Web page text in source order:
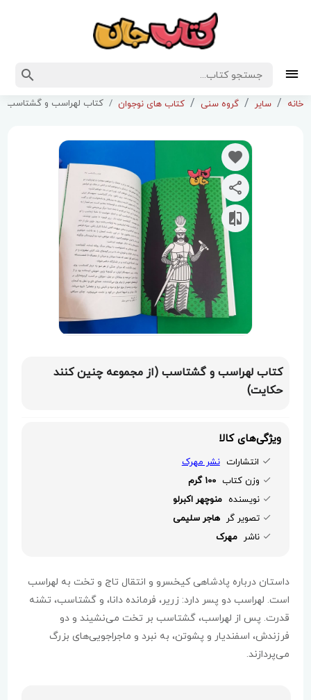
خانه سایر گروه سنی کتاب های نوجوان کتاب لهراسب و گشتاسب
کتاب لهراسب و گشتاسب (از مجموعه چنین کنند
حکایت)
ویژگی‌های کالا
انتشارات نشر مهرک
وزن کتاب 100 گرم
نویسنده منوچهر اکبرلو
تصویر گر هاجر سلیمی
ناشر مهرک
داستان درباره پادشاهی کیخسرو و انتقال تاج و تخت به لهراسب
است. لهراسب دو پسر دارد: زریر، فرمانده دانا، و گشتاسب، تشنه
قدرت. پس از لهراسب، گشتاسب بر تخت می‌نشیند و دو
فرزندش، اسفندیار و پشوتن، به نبرد و ماجراجویی‌های بزرگ
می‌پردازند.